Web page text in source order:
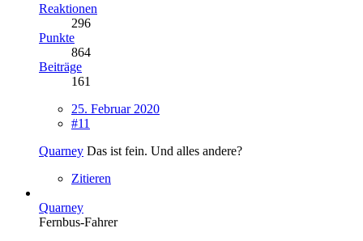
Reaktionen
296
Punkte
864
Beiträge
161
25. Februar 2020
#11
Quarney Das ist fein. Und alles andere?
Zitieren
Quarney
Fernbus-Fahrer